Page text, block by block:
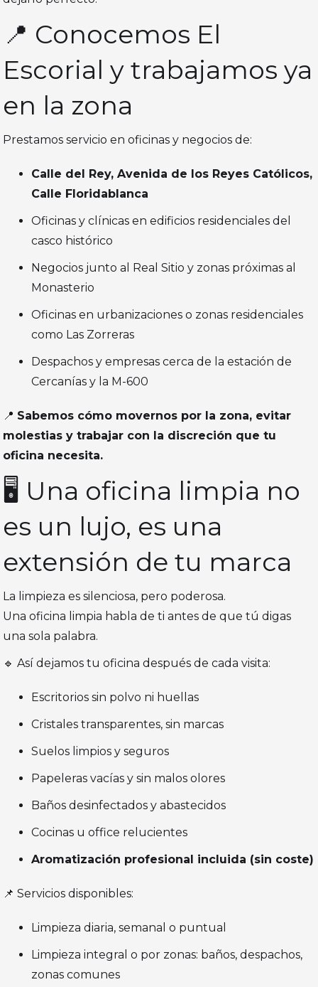
📍 Conocemos El
Escorial y trabajamos ya
en la zona
Prestamos servicio en oficinas y negocios de:
Calle del Rey, Avenida de los Reyes Católicos,
Calle Floridablanca
Oficinas y clínicas en edificios residenciales del
casco histórico
Negocios junto al Real Sitio y zonas próximas al
Monasterio
Oficinas en urbanizaciones o zonas residenciales
como Las Zorreras
Despachos y empresas cerca de la estación de
Cercanías y la M-600
📍 Sabemos cómo movernos por la zona, evitar
molestias y trabajar con la discreción que tu
oficina necesita.
🖥️ Una oficina limpia no
es un lujo, es una
extensión de tu marca
La limpieza es silenciosa, pero poderosa.
Una oficina limpia habla de ti antes de que tú digas
una sola palabra.
🔹 Así dejamos tu oficina después de cada visita:
Escritorios sin polvo ni huellas
Cristales transparentes, sin marcas
Suelos limpios y seguros
Papeleras vacías y sin malos olores
Baños desinfectados y abastecidos
Cocinas u office relucientes
Aromatización profesional incluida (sin coste)
📌 Servicios disponibles:
Limpieza diaria, semanal o puntual
Limpieza integral o por zonas: baños, despachos,
zonas comunes